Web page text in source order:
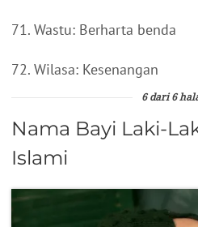
71. Wastu: Berharta benda
72. Wilasa: Kesenangan
6 dari 6
Nama Bayi Laki-
Islami